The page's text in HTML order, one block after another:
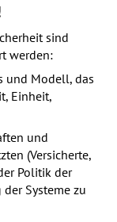
sind
werden:
und Modell, das
Einheit,
und
(Versicherte,
Politik der
Systeme zu